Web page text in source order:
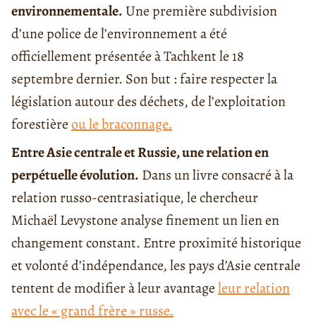
environnementale.Une première subdivision
d’une police de l’environnement a été
officiellement présentée à Tachkent le 18
septembre dernier. Son but : faire respecter la
législation autour des déchets, de l’exploitation
forestièreou le braconnage.
Entre Asie centrale et Russie, une relation en
perpétuelle évolution. Dans un livre consacré à la
relation russo-centrasiatique, le chercheur
Michaël Levystone analyse finement un lien en
changement constant. Entre proximité historique
et volonté d’indépendance, les pays d’Asie centrale
tentent de modifier à leur avantageleur relation
avec le « grand frère » russe.